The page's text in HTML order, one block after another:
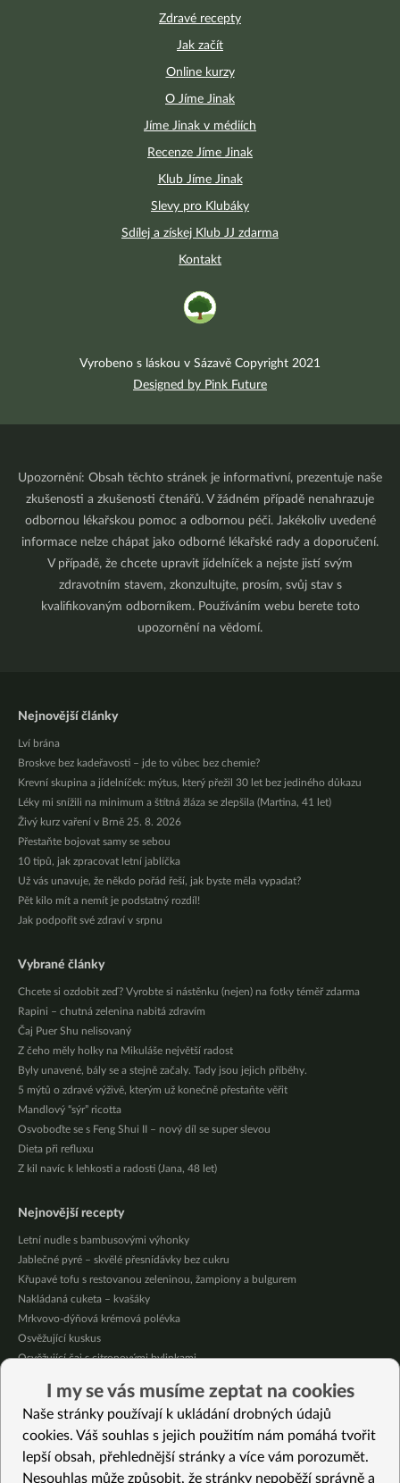
Zdravé recepty
Jak začít
Online kurzy
O Jíme Jinak
Jíme Jinak v médiích
Recenze Jíme Jinak
Klub Jíme Jinak
Slevy pro Klubáky
Sdílej a získej Klub JJ zdarma
Kontakt
Vyrobeno s láskou v Sázavě Copyright 2021
Designed by Pink Future
Upozornění: Obsah těchto stránek je informativní, prezentuje naše
zkušenosti a zkušenosti čtenářů. V žádném případě nenahrazuje
odbornou lékařskou pomoc a odbornou péči. Jakékoliv uvedené
informace nelze chápat jako odborné lékařské rady a doporučení.
V případě, že chcete upravit jídelníček a nejste jistí svým
zdravotním stavem, zkonzultujte, prosím, svůj stav s
kvalifikovaným odborníkem. Používáním webu berete toto
upozornění na vědomí.
Nejnovější články
Lví brána
Broskve bez kadeřavosti – jde to vůbec bez chemie?
Krevní skupina a jídelníček: mýtus, který přežil 30 let bez jediného důkazu
Léky mi snížili na minimum a štítná žláza se zlepšila (Martina, 41 let)
Živý kurz vaření v Brně 25. 8. 2026
Přestaňte bojovat samy se sebou
10 tipů, jak zpracovat letní jablíčka
Už vás unavuje, že někdo pořád řeší, jak byste měla vypadat?
Pět kilo mít a nemít je podstatný rozdíl!
Jak podpořit své zdraví v srpnu
Vybrané články
Chcete si ozdobit zeď? Vyrobte si nástěnku (nejen) na fotky téměř zdarma
Rapini – chutná zelenina nabitá zdravím
Čaj Puer Shu nelisovaný
Z čeho měly holky na Mikuláše největší radost
Byly unavené, bály se a stejně začaly. Tady jsou jejich příběhy.
5 mýtů o zdravé výživě, kterým už konečně přestaňte věřit
Mandlový “sýr” ricotta
Osvoboďte se s Feng Shui II – nový díl se super slevou
Dieta při refluxu
Z kil navíc k lehkosti a radosti (Jana, 48 let)
Nejnovější recepty
Letní nudle s bambusovými výhonky
Jablečné pyré – skvělé přesnídávky bez cukru
Křupavé tofu s restovanou zeleninou, žampiony a bulgurem
Nakládaná cuketa – kvašáky
Mrkvovo-dýňová krémová polévka
Osvěžující kuskus
Osvěžující čaj s citronovými bylinkami
Čokoládové muffiny s mangovým krémem
Meruňky a jablka v citrónovém želé
Vybrané recepty
I my se vás musíme zeptat na cookies
Naše stránky používají k ukládání drobných údajů
cookies. Váš souhlas s jejich použitím nám pomáhá tvořit
lepší obsah, přehlednější stránky a více vám porozumět.
Nesouhlas může způsobit, že stránky nepoběží správně a